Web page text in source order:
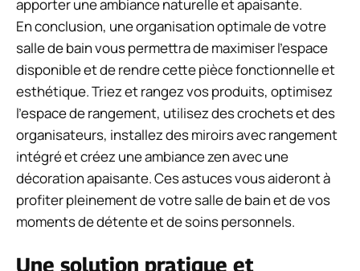
apporter une ambiance naturelle et apaisante.
En conclusion, une organisation optimale de votre
salle de bain vous permettra de maximiser l’espace
disponible et de rendre cette pièce fonctionnelle et
esthétique. Triez et rangez vos produits, optimisez
l’espace de rangement, utilisez des crochets et des
organisateurs, installez des miroirs avec rangement
intégré et créez une ambiance zen avec une
décoration apaisante. Ces astuces vous aideront à
profiter pleinement de votre salle de bain et de vos
moments de détente et de soins personnels.
Une solution pratique et